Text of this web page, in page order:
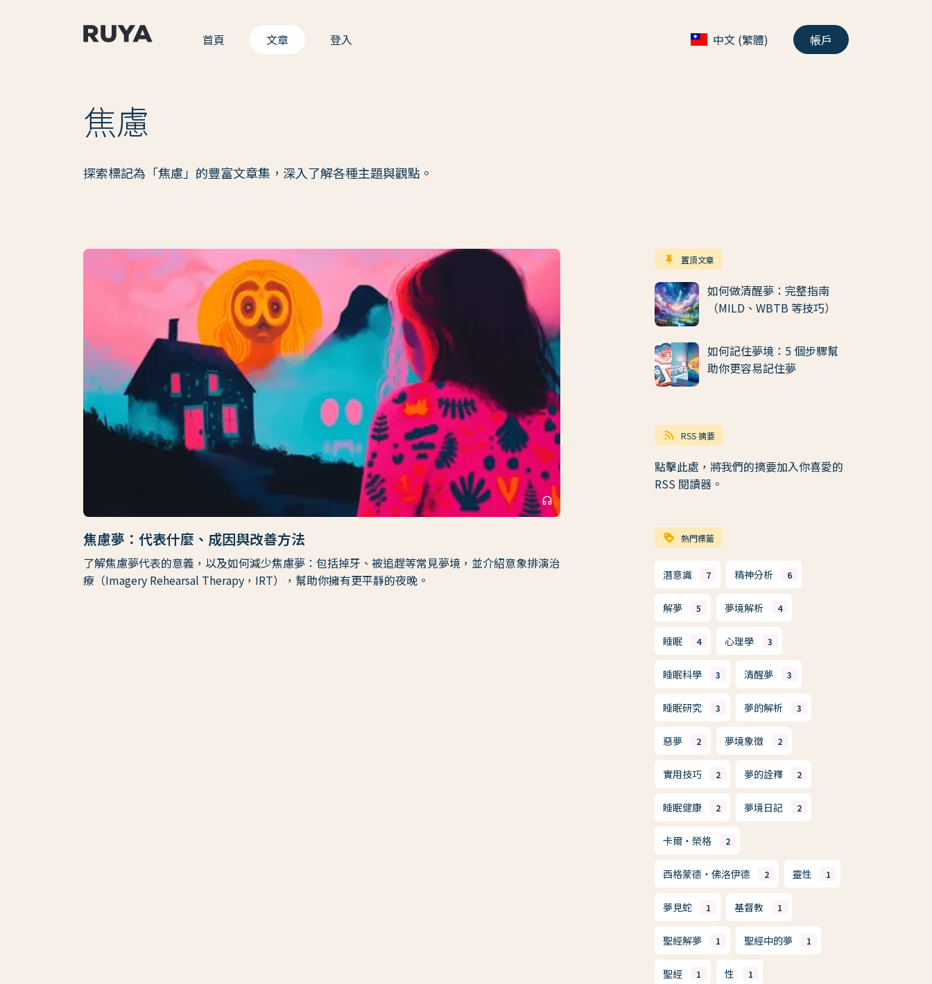
首頁 文章 登入 中文 (繁體) 帳戶
焦慮
探索標記為「焦慮」的豐富文章集，深入了解各種主題與觀點。
headphones
焦慮夢：代表什麼、成因與改善方法
了解焦慮夢代表的意義，以及如何減少焦慮夢：包括掉牙、被追趕等常見夢境，並介紹意象排演治
療（Imagery Rehearsal Therapy，IRT），幫助你擁有更平靜的夜晚。
keep 置頂文章
如何做清醒夢：完整指南
（MILD、WBTB 等技巧）
如何記住夢境：5 個步驟幫
助你更容易記住夢
rss_feed RSS 摘要
點擊此處，將我們的摘要加入你喜愛的
RSS 閱讀器。
loyalty 熱門標籤
潛意識 7 精神分析 6
解夢 5 夢境解析 4
睡眠 4 心理學 3
睡眠科學 3 清醒夢 3
睡眠研究 3 夢的解析 3
惡夢 2 夢境象徵 2
實用技巧 2 夢的詮釋 2
睡眠健康 2 夢境日記 2
卡爾・榮格 2
西格蒙德・佛洛伊德 2 靈性 1
夢見蛇 1 基督教 1
聖經解夢 1 聖經中的夢 1
聖經 1 性 1